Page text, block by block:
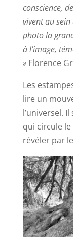
conscience,
vivent au
photo la
à l’image,
»Florence
Les
lire un
l’universel.
qui circule le
révéler par